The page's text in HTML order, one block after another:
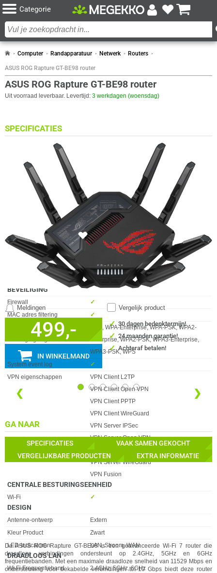
Categorie
Computer Randapparatuur Netwerk Routers
ASUS ROG Rapture GT-BE98 router
ASUS ROG Rapture GT-BE98 router
Uit voorraad leverbaar. Levertijd: 3 werkdagen (woensdag)
❮ ❯
42x
De ASUS ROG Rapture GT-BE98 is een geavanceerde Wi-Fi 7 router die
draadloze verbindingen ondersteunt op 2.4GHz, 5GHz en 6GHz
frequentiebanden. Met een maximale draadloze snelheid van 11529 Mbps en
ondersteuning voor bekabelde verbindingen tot 10 Gbps biedt deze router
499,-
IN WINKELMAND
✓ 30 dagen bedenktermijn!
✓ 24 maanden garantie!
✓ Achteraf betalen!
Vergelijk product
Meldingen
GA NAAR
SPECIFICATIES
VAAK SAMEN GEKOCHT
VERGELIJKBARE PRODUCTEN
EXTRA INFORMATIE
SPECIFICATIES
WAN-VERBINDING
Waarde
Mobiele netwerkverbinding
Ethernet WAN
SIM-kaart slot
ANTENNE
Waarde
Afneembare antennes
✓︎
8 x
BEHEERFUNCTIES
Eigenschap Waarde
Mesh
✓︎
MU-MIMO-technologie
Quality of Service (QoS)
✓︎
BEVEILIGING
Eigenschap
Firewall
✓︎
MAC adres filtering
✓︎
Ondersteunde
beveiligingsalgoritmen
SSH, WPA-Enterprise, WPA-PSK, WPA2-
Enterprise, WPA2-PSK, WPA3-Enterprise,
WPA3-PSK, WPS
System event log
✓︎
VPN eigenschappen
VPN Client L2TP
VPN Client Open VPN
VPN Client PPTP
VPN Client WireGuard
VPN Server IPSec
VPN Server Open VPN
VPN Server WireGuard
VPN Fusion
CENTRALE BESTURINGSEENHEID
Eigenschap
Wi-Fi ✓︎
DESIGN
Eigenschap Waarde
Antenne-ontwerp
Extern
Kleur Product
Zwart
LED-indicatoren
LAN, Stroom, WAN
DRAADLOOS LAN
Eigenschap Waarde
Wi-Fi Frequentieband
2.4GHz, 5GHz, 6GHz